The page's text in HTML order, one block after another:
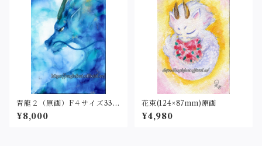
青龍２（原画）F４サイズ333
×242
¥8,000
花束(124×87mm)原画
¥4,980